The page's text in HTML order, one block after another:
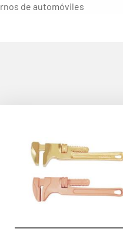
de automóviles